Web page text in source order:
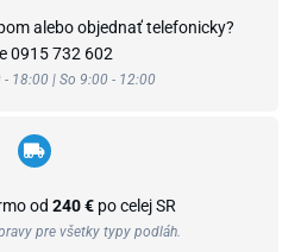
alebo objednať telefonicky?
0915 732 602
- 18:00 | So 9:00 - 12:00
od 240 € po celej SR
pre všetky typy podláh.